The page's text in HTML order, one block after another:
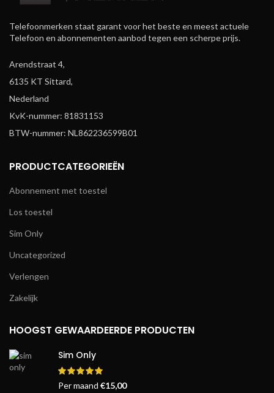
Telefoonmerken staat garant voor het beste en meest actuele
Telefoon en abonnementen aanbod tegen een scherpe prijs.
Arendstraat 4,
6135 KT Sittard,
Nederland
KvK-nummer: 81831153
BTW-nummer: NL862236599B01
PRODUCTCATEGORIEËN
Abonnement met toestel
Los toestel
Sim Only
Uncategorized
Verlengen
Zakelijk
HOOGST GEWAARDEERDE PRODUCTEN
Sim Only
Per maand €15,00